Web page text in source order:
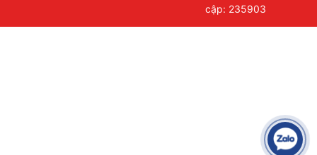
cập: 235903